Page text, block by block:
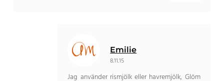
Emilie
8.11.15
Jag använder rismjölk eller havremjölk, Glöm